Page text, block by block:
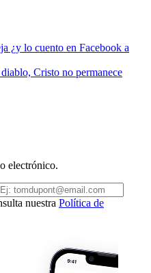
¿y lo cuento en Facebook a
Cristo no permanece
electrónico.
nuestra Política de